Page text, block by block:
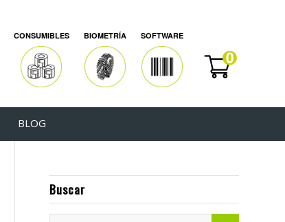
CONSUMIBLES BIOMETRÍA SOFTWARE
BLOG
Buscar